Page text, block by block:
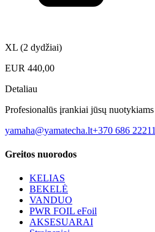
XL (2 dydžiai)
EUR 440,00
Detaliau
Profesionalūs įrankiai jūsų nuotykiams
yamaha@yamatecha.lt+370 686 22211
Greitos nuorodos
KELIAS
BEKELĖ
VANDUO
PWR FOIL eFoil
AKSESUARAI